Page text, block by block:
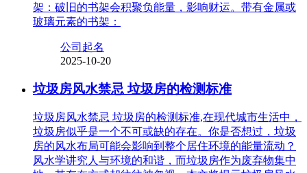
架：破旧的书架会积聚负能量，影响财运。带有金属或
玻璃元素的书架：
公司起名
2025-10-20
垃圾房风水禁忌 垃圾房的检测标准
垃圾房风水禁忌 垃圾房的检测标准,在现代城市生活中，
垃圾房似乎是一个不可或缺的存在。你是否想过，垃圾
房的风水布局可能会影响到整个居住环境的能量流动？
风水学讲究人与环境的和谐，而垃圾房作为废弃物集中